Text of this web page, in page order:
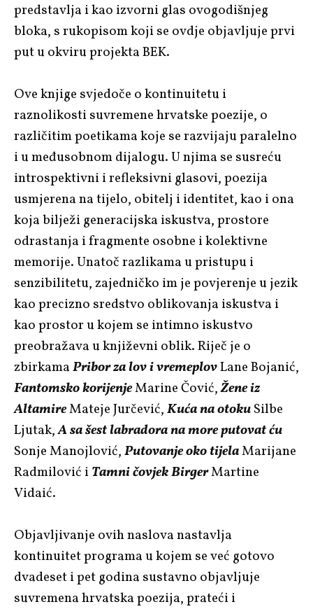
predstavlja i kao izvorni glas ovogodišnjeg
bloka, s rukopisom koji se ovdje objavljuje prvi
put u okviru projekta BEK.
Ove knjige svjedoče o kontinuitetu i
raznolikosti suvremene hrvatske poezije, o
različitim poetikama koje se razvijaju paralelno
i u međusobnom dijalogu. U njima se susreću
introspektivni i refleksivni glasovi, poezija
usmjerena na tijelo, obitelj i identitet, kao i ona
koja bilježi generacijska iskustva, prostore
odrastanja i fragmente osobne i kolektivne
memorije. Unatoč razlikama u pristupu i
senzibilitetu, zajedničko im je povjerenje u jezik
kao precizno sredstvo oblikovanja iskustva i
kao prostor u kojem se intimno iskustvo
preobražava u književni oblik. Riječ je o
zbirkamaPribor za lov i vremeplovLane Bojanić,
Fantomsko korijenjeMarine Čović,Žene iz
AltamireMateje Jurčević,Kuća na otokuSilbe
Ljutak,A sa šest labradora na more putovat ću
Sonje Manojlović,Putovanje oko tijelaMarijane
Radmilović iTamni čovjek BirgerMartine
Vidaić.
Objavljivanje ovih naslova nastavlja
kontinuitet programa u kojem se već gotovo
dvadeset i pet godina sustavno objavljuje
suvremena hrvatska poezija, prateći i